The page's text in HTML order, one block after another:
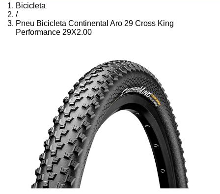
Bicicleta
/
Pneu Bicicleta Continental Aro 29 Cross King
Performance 29X2.00